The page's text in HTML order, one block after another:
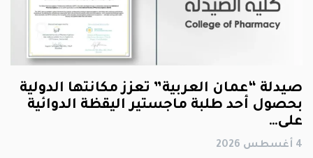
صيدلة “عمان العربية” تعزز مكانتها الدولية
بحصول أحد طلبة ماجستير اليقظة الدوائية
على…
4 أغسطس 2026